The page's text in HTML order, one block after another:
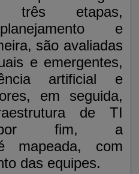
três etapas,
e
são avaliadas
e emergentes,
artificial e
em seguida,
de TI
por fim, a
mapeada, com
das equipes.